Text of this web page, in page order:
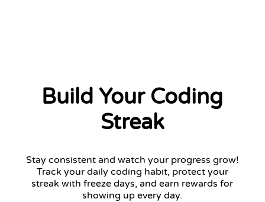
Build Your Coding
Streak
Stay consistent and watch your progress grow!
Track your daily coding habit, protect your
streak with freeze days, and earn rewards for
showing up every day.